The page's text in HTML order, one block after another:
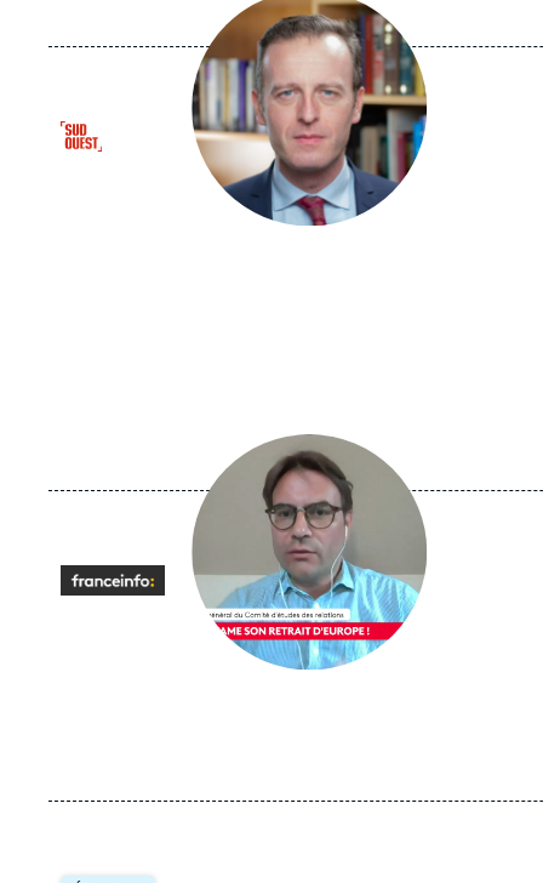
Logo
principale
médiatique
Logo
principale
médiatique
Image